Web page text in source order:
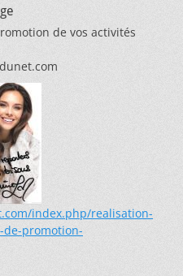
de vos activités
index.php/realisation-
promotion-